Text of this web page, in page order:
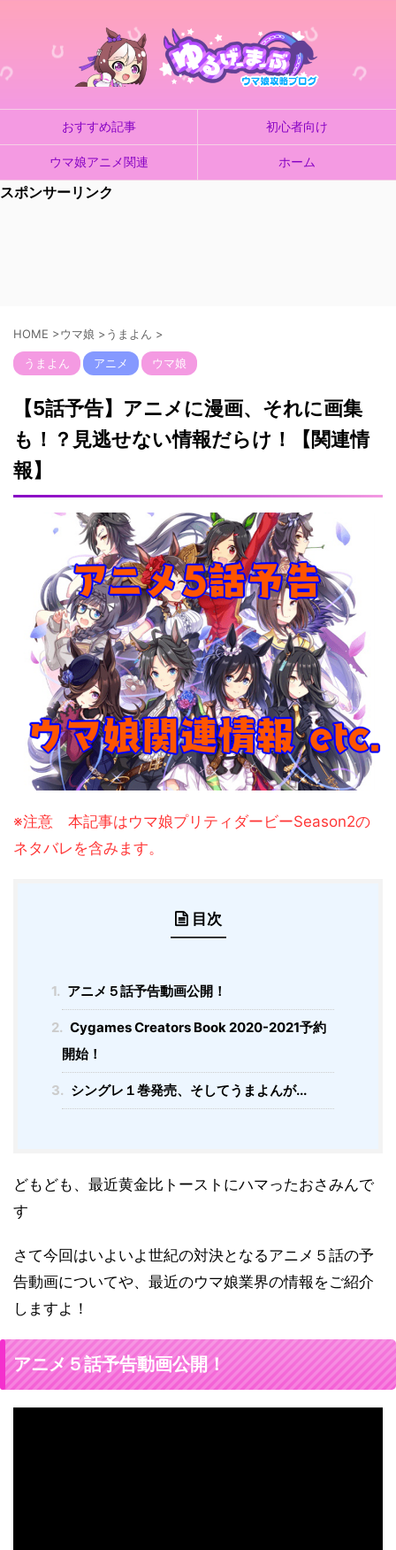
おすすめ記事 初心者向け
ウマ娘アニメ関連 ホーム
スポンサーリンク
HOME >ウマ娘 >うまよん >
うまよん アニメ ウマ娘
【5話予告】アニメに漫画、それに画集
も！？見逃せない情報だらけ！【関連情
報】
※注意 本記事はウマ娘プリティダービーSeason2の
ネタバレを含みます。
目次
1. アニメ５話予告動画公開！
2. Cygames Creators Book 2020-2021予約
開始！
3. シングレ１巻発売、そしてうまよんが...
どもども、最近黄金比トーストにハマったおさみんで
す
さて今回はいよいよ世紀の対決となるアニメ５話の予
告動画についてや、最近のウマ娘業界の情報をご紹介
しますよ！
アニメ５話予告動画公開！